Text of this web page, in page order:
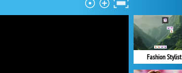
Fashion Stylist